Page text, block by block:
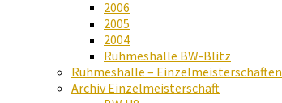
2006
2005
2004
Ruhmeshalle BW-Blitz
Ruhmeshalle – Einzelmeisterschaften
Archiv Einzelmeisterschaft